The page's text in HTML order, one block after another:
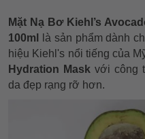
Mặt Nạ Bơ Kiehl’s
100ml
là sản phẩm dành
hiệu Kiehl's nổi tiếng của
Hydration Maskvới công
da đẹp rạng rỡ hơn.